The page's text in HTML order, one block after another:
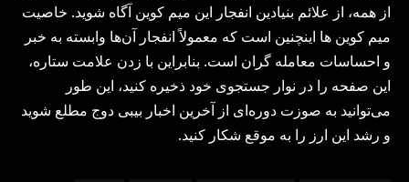
از همه، از علائم بنیادین انفجار این میم کوین آگاه شوید. خاصیت
میم کوین ها اینچنین است که معمولاً انفجار آن‌ها وابسته به خبر
و احساسات معامله گران است. بنابراین با زدن علامت ستاره،
این صفحه را در نوار جستجوی خود ذخیره کنید، این طور
می‌توانید به صوزت دوره‌ای از آخرین اخبار بیبی دوج مطلع شوید
و رشد این ارز را به موقع شکار کنید.